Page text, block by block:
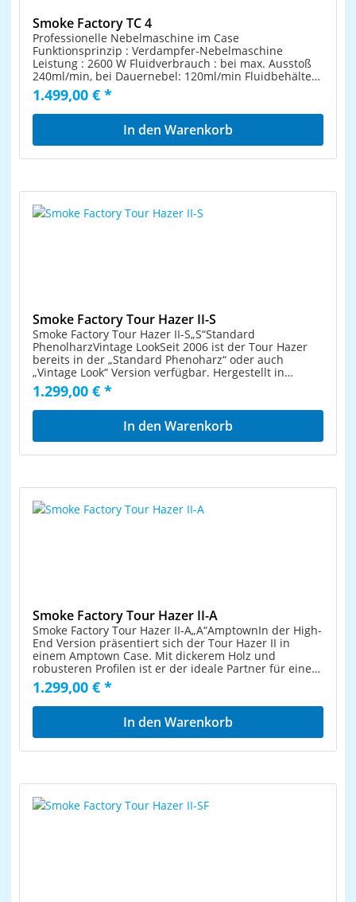
Smoke Factory TC 4
Professionelle Nebelmaschine im Case
Funktionsprinzip : Verdampfer-Nebelmaschine
Leistung : 2600 W Fluidverbrauch : bei max. Ausstoß
240ml/min, bei Dauernebel: 120ml/min Fluidbehälter :
5 Liter Nebelausstoß : in 99 Schritten einstellbar, 1%-
Schritte Nebelzeit : bei 100% Ausstoß ca. 40 sec bei
<50% Ausstoß Dauernebel Ansteuerung : DMX 512, 0-
10 V Timer Stand-alone-Betrieb Auffheizzeit : ca. 7
min Temperaturregel. : Mikroprozessorgesteuert
1.499,00 € *
In den Warenkorb
Smoke Factory Tour Hazer II-S
Smoke Factory Tour Hazer II-S„S“Standard
PhenolharzVintage LookSeit 2006 ist der Tour Hazer
bereits in der „Standard Phenoharz“ oder auch
„Vintage Look“ Version verfügbar. Hergestellt in
Deutschland, macht er auch im normalen
Touringbetrieb eine gute Figur. Durch die Kugelecken
und verwendeten Profile ist der Tour Hazer während
des Transports und zum größten Teil auch im Einsatz
auf der Bühne gut geschützt. HighlightsAufheizzeit ca.
Designer-Hazeideal für Beam-Effekte & Moving Light-
Showsnach dem Verdampferprinzip
1.299,00 € *
In den Warenkorb
Smoke Factory Tour Hazer II-A
Smoke Factory Tour Hazer II-A„A“AmptownIn der High-
End Version präsentiert sich der Tour Hazer II in
einem Amptown Case. Mit dickerem Holz und
robusteren Profilen ist er der ideale Partner für eine
Welttournee oder den Großverleiher mit mehr als 300
Einsatztagen. HighlightsAufheizzeit ca. 60
SekundenDMX-SteuerungDunstmenge und Lüfter
regelbarGewicht (ohne Fluid): 15,2 kgLeistung: 1600
WMade in Germany!Prozessor-Technologiefeiner
1.299,00 € *
In den Warenkorb